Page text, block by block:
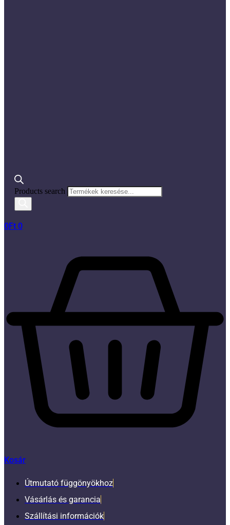
Products search
0Ft 0
Kosár
Útmutató függönyökhoz
Vásárlás és garancia
Szállítási információk